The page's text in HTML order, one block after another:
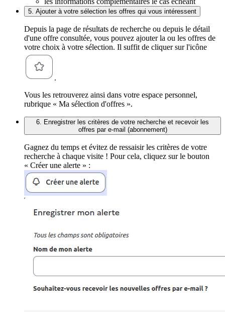
5. Ajouter à votre sélection les offres qui vous intéressent
Depuis la page de résultats de recherche ou depuis le détail
d'une offre consultée, vous pouvez ajouter la ou les offres de
votre choix à votre sélection. Il suffit de cliquer sur l'icône
.
Vous les retrouverez ainsi dans votre espace personnel,
rubrique « Ma sélection d'offres ».
6. Enregistrer les critères de votre recherche et recevoir les
offres par e-mail (abonnement)
Gagnez du temps et évitez de ressaisir les critères de votre
recherche à chaque visite ! Pour cela, cliquez sur le bouton
« Créer une alerte » :